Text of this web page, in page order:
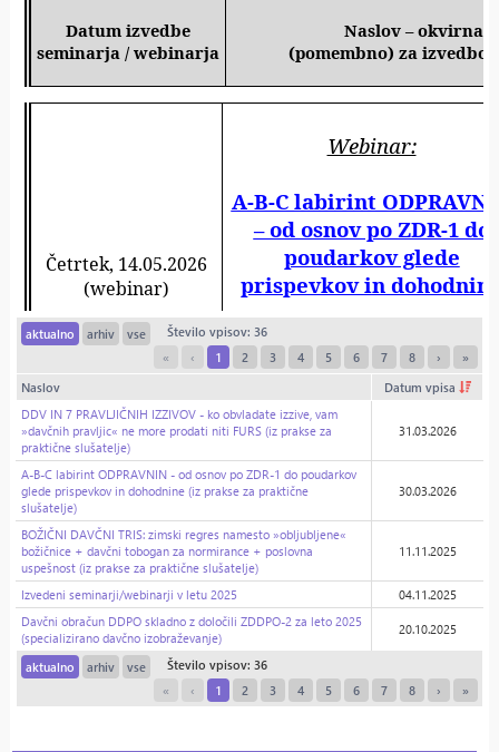
aktualno arhiv vse
Število vpisov: 36
«
‹ 1 2 3 4 5 6 7 8 › »
Naslov
Datum vpisa
DDV IN 7 PRAVLJIČNIH IZZIVOV - ko obvladate izzive, vam
»davčnih pravljic« ne more prodati niti FURS (iz prakse za
praktične slušatelje)
31.03.2026
A-B-C labirint ODPRAVNIN - od osnov po ZDR-1 do poudarkov
glede prispevkov in dohodnine (iz prakse za praktične
slušatelje)
30.03.2026
BOŽIČNI DAVČNI TRIS: zimski regres namesto »obljubljene«
božičnice + davčni tobogan za normirance + poslovna
uspešnost (iz prakse za praktične slušatelje)
11.11.2025
Izvedeni seminarji/webinarji v letu 2025
04.11.2025
Davčni obračun DDPO skladno z določili ZDDPO-2 za leto 2025
(specializirano davčno izobraževanje)
20.10.2025
aktualno arhiv vse
Število vpisov: 36
«
‹ 1 2 3 4 5 6 7 8 › »